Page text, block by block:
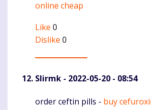
online cheap
Like 0
Dislike 0
Slirmk - 2022-05-20 - 08:54
Komentaras
order ceftin pills - buy